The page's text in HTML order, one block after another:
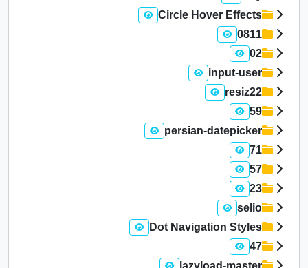
Circle Hover Effects
0811
02
input-user
resiz22
59
persian-datepicker
71
57
23
selio
Dot Navigation Styles
47
lazyload-master